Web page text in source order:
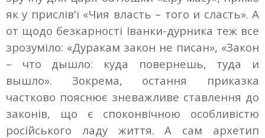
як у прислів'ї «Чия власть – того и сласть». А
от щодо безкарності Іванки-дурника теж все
зрозуміло: «Дуракам закон не писан», «Закон
– что дышло: куда повернешь, туда и
вышло». Зокрема, остання приказка
частково пояснює зневажливе ставлення до
законів, що є споконвічною особливістю
російського ладу життя. А сам архетип